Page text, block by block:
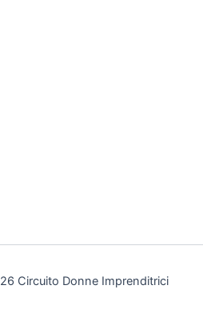
Circuito Donne Imprenditrici